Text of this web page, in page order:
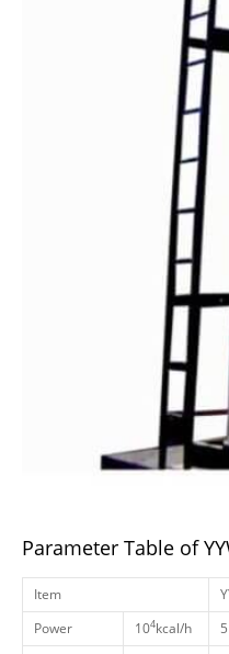
Parameter Table of
Item
Power
104kcal/h 5